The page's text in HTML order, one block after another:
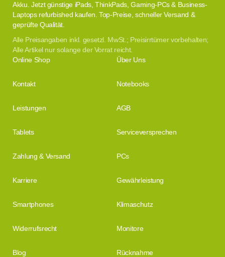
Akku. Jetzt günstige iPads, ThinkPads, Gaming-PCs & Business-
Laptops refurbished kaufen. Top-Preise, schneller Versand &
geprüfte Qualität.
Alle Preisangaben inkl. gesetzl. MwSt.; Preisirrtümer vorbehalten;
Alle Artikel nur solange der Vorrat reicht.
Online Shop Über Uns
Kontakt Notebooks
Leistungen AGB
Tablets Serviceversprechen
Zahlung & Versand PCs
Karriere Gewährleistung
Smartphones Klimaschutz
Widerrufsrecht Monitore
Blog Rücknahme